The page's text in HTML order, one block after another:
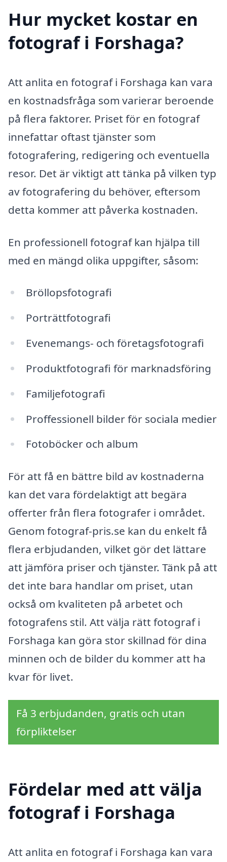
Hur mycket kostar en
fotograf i Forshaga?
Att anlita en fotograf i Forshaga kan vara
en kostnadsfråga som varierar beroende
på flera faktorer. Priset för en fotograf
innefattar oftast tjänster som
fotografering, redigering och eventuella
resor. Det är viktigt att tänka på vilken typ
av fotografering du behöver, eftersom
detta kommer att påverka kostnaden.
En professionell fotograf kan hjälpa till
med en mängd olika uppgifter, såsom:
Bröllopsfotografi
Porträttfotografi
Evenemangs- och företagsfotografi
Produktfotografi för marknadsföring
Familjefotografi
Proffessionell bilder för sociala medier
Fotoböcker och album
För att få en bättre bild av kostnaderna
kan det vara fördelaktigt att begära
offerter från flera fotografer i området.
Genom fotograf-pris.se kan du enkelt få
flera erbjudanden, vilket gör det lättare
att jämföra priser och tjänster. Tänk på att
det inte bara handlar om priset, utan
också om kvaliteten på arbetet och
fotografens stil. Att välja rätt fotograf i
Forshaga kan göra stor skillnad för dina
minnen och de bilder du kommer att ha
kvar för livet.
Få 3 erbjudanden, gratis och utan
förpliktelser
Fördelar med att välja
fotograf i Forshaga
Att anlita en fotograf i Forshaga kan vara